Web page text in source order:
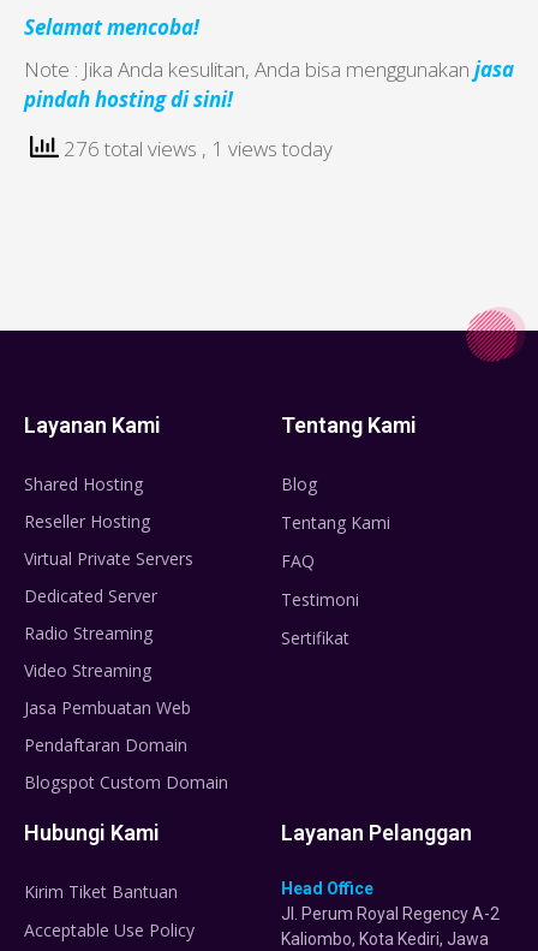
Selamat mencoba!
Note : Jika Anda kesulitan, Anda bisa menggunakan jasa
pindah hosting di sini!
276 total views , 1 views today
Layanan Kami
Shared Hosting
Reseller Hosting
Virtual Private Servers
Dedicated Server
Radio Streaming
Video Streaming
Jasa Pembuatan Web
Pendaftaran Domain
Blogspot Custom Domain
Tentang Kami
Blog
Tentang Kami
FAQ
Testimoni
Sertifikat
Hubungi Kami
Kirim Tiket Bantuan
Acceptable Use Policy
Layanan Pelanggan
Head Office
Jl. Perum Royal Regency A-2
Kaliombo, Kota Kediri, Jawa